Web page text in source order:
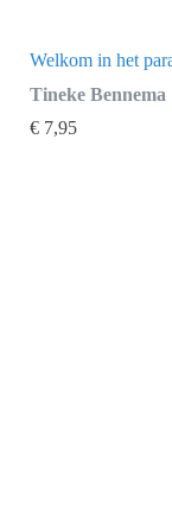
Welkom in het
Tineke Bennema
€ 7,95